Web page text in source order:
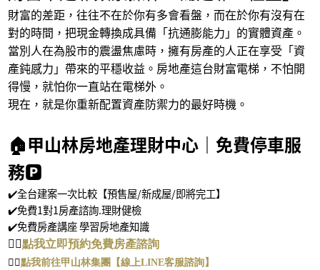
財富的差距，往往不在於你有多會看盤，而在於你有沒有在
對的時間，把現金轉換成具備「抗通膨能力」的實體資產。
當別人在為股市的震盪焦慮時，擁有房產的人正在享受「資
產鈍感力」帶來的平穩收益。房地產這台財富電梯，不怕開
得慢，就怕你一直站在電梯外。
現在，就是你重新配置資產防禦力的最好時機。
🏠甲山林房地產理財中心｜免費停車服
務🅿️
✔️全台建案一次比較【預售屋/新成屋/即將完工】
✔️免費1對1房產諮詢.理財健檢
✔️免費房產講座 學習房地產知識
👉🏻點我立即預約免費房產諮詢
👉🏻點我前往甲山林集團【線 上LINE客服諮詢】